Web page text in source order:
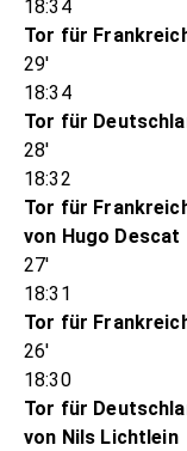
18:34
Tor für
29'
18:34
Tor für
28'
18:32
Tor für
von Hugo Descat
27'
18:31
Tor für
26'
18:30
Tor für
von Nils Lichtlein